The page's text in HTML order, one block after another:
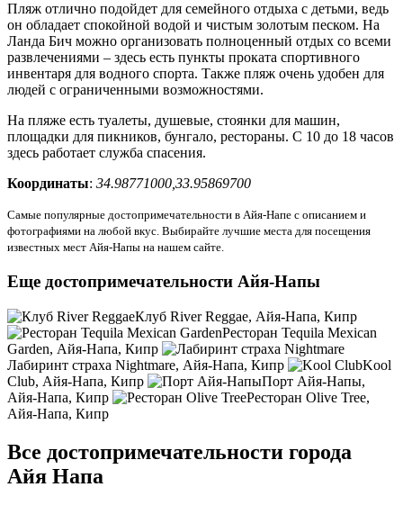
Пляж отлично подойдет для семейного отдыха с детьми, ведь
он обладает спокойной водой и чистым золотым песком. На
Ланда Бич можно организовать полноценный отдых со всеми
развлечениями – здесь есть пункты проката спортивного
инвентаря для водного спорта. Также пляж очень удобен для
людей с ограниченными возможностями.
На пляже есть туалеты, душевые, стоянки для машин,
площадки для пикников, бунгало, рестораны. С 10 до 18 часов
здесь работает служба спасения.
Координаты: 34.98771000,33.95869700
Самые популярные достопримечательности в Айя-Напе с описанием и
фотографиями на любой вкус. Выбирайте лучшие места для посещения
известных мест Айя-Напы на нашем сайте.
Еще достопримечательности Айя-Напы
Клуб River Reggae, Айя-Напа, Кипр
Ресторан Tequila Mexican
Garden, Айя-Напа, Кипр
Лабиринт страха Nightmare, Айя-Напа, Кипр
Kool
Club, Айя-Напа, Кипр
Порт Айя-Напы,
Айя-Напа, Кипр
Ресторан Olive Tree,
Айя-Напа, Кипр
Все достопримечательности города
Айя Напа